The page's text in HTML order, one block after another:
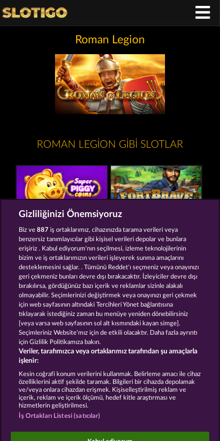
Roman Legion
ROMAN LEGION GIBI SLOTLAR
Balthazar Mallorca Wilds
Hüküm ve Koşullar Gizlilik Beyanı Künye
Şirket SSS Ortaklık programı Facebook
İptal talebini gönder
Sosyal casino oyunları sadece eğlence amaçlıdır ve
Gizliliğinizi Önemsiyoruz
Biz ve887 iş ortaklarımız, cihazınızda tarama verileri veya
benzersiz tanımlayıcılar gibi kişisel verileri depolar ve bunlara
erişiriz . Kabul ediyorum'nın seçilmesi, izleme teknolojilerinin
bizim ve iş ortaklarımızın verileri işleyerek sunma amaçlarını
desteklemesini sağlar. . Tümünü Reddet'ı seçmeniz veya onayınızı
geri çekmeniz bunları devre dışı bırakacaktır. İzleyiciler devre dışı
bırakılırsa, gördüğünüz bazı içerik ve reklamlar sizinle alakalı
olmayabilir. Seçimlerinizi değiştirmek veya onayınızı geri çekmek
için web sayfasının altındaki Tercihleri Yönet bağlantısına
tıklayarak istediğiniz zaman bu menüye yeniden dönebilirsiniz
[veya varsa web sayfasının sol alt kısmındaki kayan simge].
Seçimleriniz Website'mız için de etkili olacaktır. Daha fazla ayrıntı
için Gizlilik Politikamıza bakın.
Veriler, tarafımızca veya ortaklarımız tarafından şu amaçlarla
işlenir:
Kesin coğrafi konum verilerini kullanmak. Belirleme amacı ile cihaz
özelliklerini aktif şekilde taramak. Bilgileri bir cihazda depolamak
ve/veya onlara cihazdan erişmek. Kişiselleştirilmiş reklam ve
içerik, reklam ve içerik ölçümü, hedef kitle araştırması ve
hizmetlerin geliştirilmesi.
İş Ortakları Listesi (satıcılar)